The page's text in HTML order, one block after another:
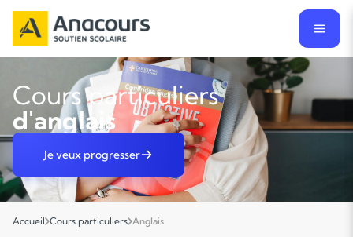
Cours particuliers
d'anglais
Je veux progresser
Accueil Cours particuliers Anglais